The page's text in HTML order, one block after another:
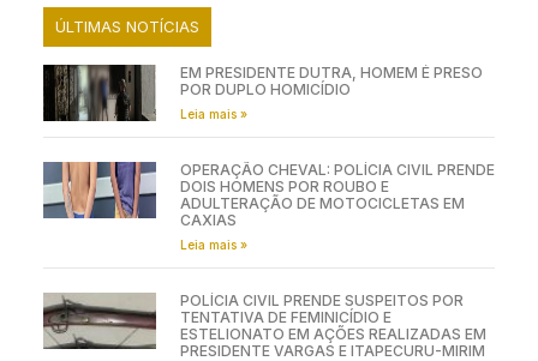
ÚLTIMAS NOTÍCIAS
EM PRESIDENTE DUTRA, HOMEM É PRESO
POR DUPLO HOMICÍDIO
Leia mais »
OPERAÇÃO CHEVAL: POLÍCIA CIVIL PRENDE
DOIS HOMENS POR ROUBO E
ADULTERAÇÃO DE MOTOCICLETAS EM
CAXIAS
Leia mais »
POLÍCIA CIVIL PRENDE SUSPEITOS POR
TENTATIVA DE FEMINICÍDIO E
ESTELIONATO EM AÇÕES REALIZADAS EM
PRESIDENTE VARGAS E ITAPECURU-MIRIM